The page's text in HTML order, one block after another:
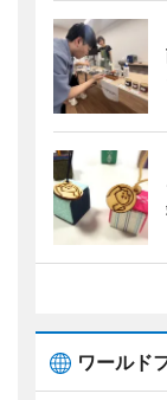
ワールド